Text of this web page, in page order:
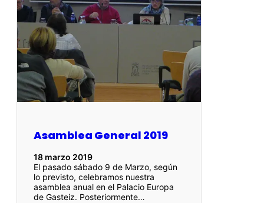
Asamblea General 2019
18 marzo 2019
El pasado sábado 9 de Marzo, según
lo previsto, celebramos nuestra
asamblea anual en el Palacio Europa
de Gasteiz. Posteriormente…